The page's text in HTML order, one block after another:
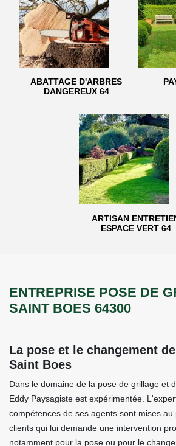
ABATTAGE D'ARBRES
DANGEREUX 64
ARTISAN
ESPACE VERT 64
ENTREPRISE POSE DE
SAINT BOES 64300
La pose et le changement
Saint Boes
Dans le domaine de la pose de grillage et
Eddy Paysagiste est expérimentée.
compétences de ses agents sont mises
clients qui lui demande une intervention
notamment pour la pose ou pour le